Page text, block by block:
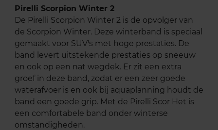
Pirelli Scorpion Winter 2
De Pirelli Scorpion Winter 2 is de opvolger van
de Scorpion Winter. Deze winterband is speciaal
gemaakt voor SUV's met hoge prestaties. De
band levert uitstekende prestaties op sneeuw
en ook op een nat wegdek. Er zit een extra
groef in deze band, zodat er een zeer goede
waterafvoer is en ook bij aquaplanning houdt de
band een goede grip. Met de Pirelli Scor Het is
een comfortabele band onder winterse
omstandigheden.